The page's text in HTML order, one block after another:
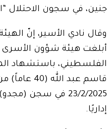
جنين، في سجون الاحتلال
وقال نادي الأسير، إنّ
أبلغت هيئة شؤون الأسرى
الفلسطيني، باستشهاد
قاسم عبد
إداريًا.